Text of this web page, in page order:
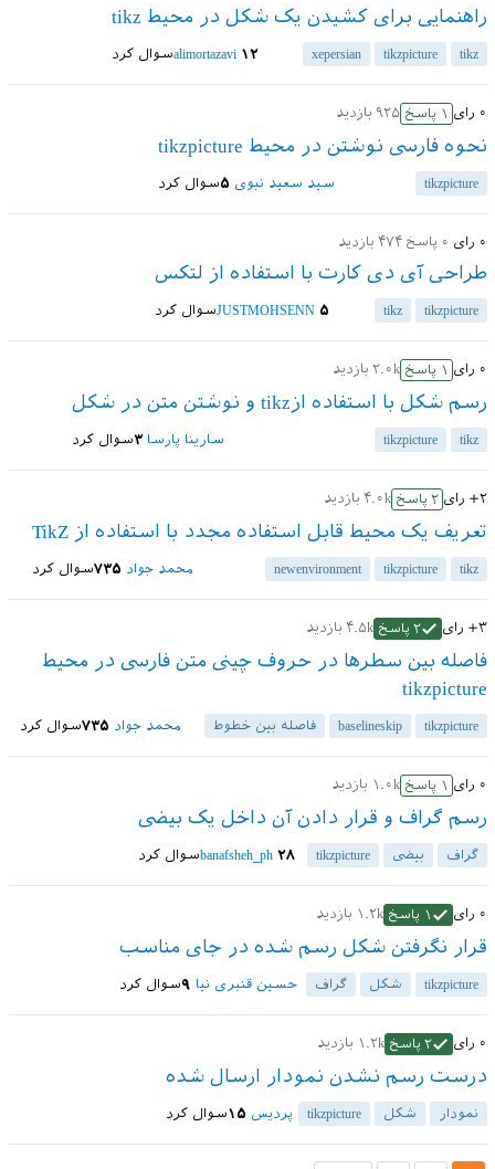
راهنمایی برای کشیدن یک شکل در محیط tikz
tikz
tikzpicture
xepersian سوال کردalimortazavi ۱۲
۰ رای ۱ پاسخ ۹۲۵ بازدید
نحوه فارسی نوشتن در محیط tikzpicture
tikzpicture سوال کرد سید سعید نبوی ۵
۰ رای ۰ پاسخ ۴۷۴ بازدید
طراحی آی دی کارت با استفاده از لتکس
tikzpicture
tikz سوال کردJUSTMOHSENN ۵
۰ رای ۱ پاسخ ۲.۰k بازدید
رسم شکل با استفاده ازtikz و نوشتن متن در شکل
tikz
tikzpicture سوال کرد سارینا پارسا ۳
+۲ رای ۲ پاسخ ۴.۰k بازدید
تعریف یک محیط قابل استفاده مجدد با استفاده از TikZ
tikz
tikzpicture
newenvironment سوال کرد محمد جواد ۷۳۵
+۳ رای ۲ پاسخ ۴.۵k بازدید
فاصله بین سطرها در حروف چینی متن فارسی در محیط
tikzpicture
tikzpicture
baselineskip فاصله بین خطوط سوال کرد محمد جواد ۷۳۵
۰ رای ۱ پاسخ ۱.۰k بازدید
رسم گراف و قرار دادن آن داخل یک بیضی
گراف بیضی tikzpicture سوال کردbanafsheh_ph ۲۸
۰ رای ۱ پاسخ ۱.۲k بازدید
قرار نگرفتن شکل رسم شده در جای مناسب
tikzpicture شکل گراف سوال کرد حسین قنبری نیا ۹
۰ رای ۲ پاسخ ۱.۲k بازدید
درست رسم نشدن نمودار ارسال شده
نمودار شکل tikzpicture سوال کرد پردیس ۱۵